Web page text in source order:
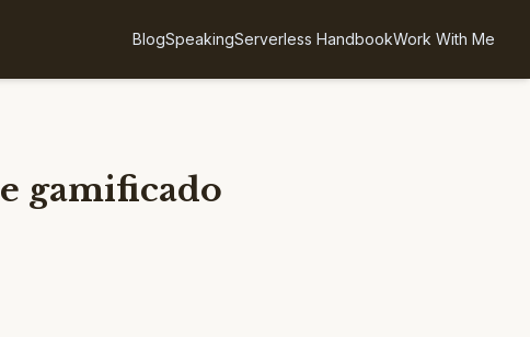
BlogSpeakingServerless HandbookWork With Me
gamificado